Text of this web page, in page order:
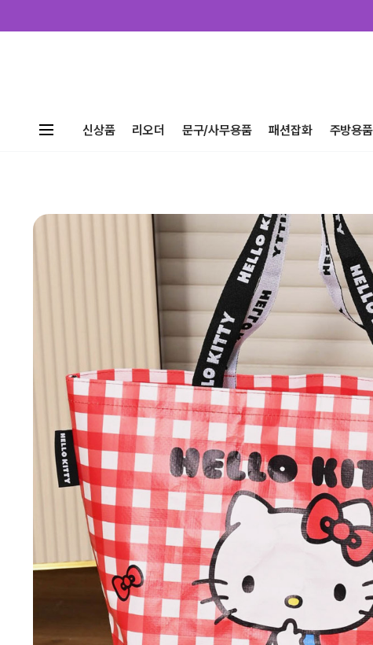
신상품 리오더 문구/사무용품 패션잡화 주방용품